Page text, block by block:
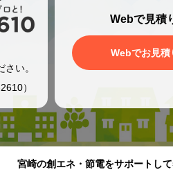
い。
）
Webで見積
Webでお見積
宮崎の創エネ・節電をサポートし